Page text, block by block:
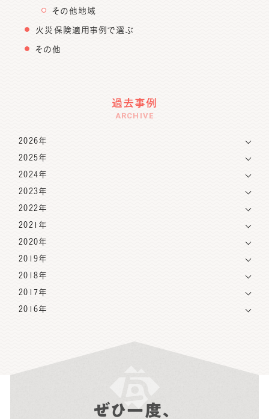
その他地域
火災保険適用事例で選ぶ
その他
過去事例
ARCHIVE
2026年
2025年
2024年
2023年
2022年
2021年
2020年
2019年
2018年
2017年
2016年
ぜひ一度、